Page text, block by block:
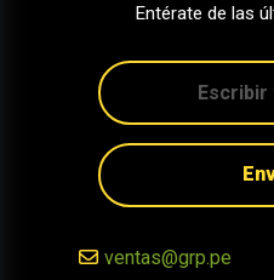
Entérate de las
ventas@grp.pe